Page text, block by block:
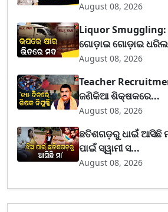
August 08, 2026
Liquor
ଗୋଡ଼ାଇ ଗୋଡ଼ାଇ
August 08, 2026
Teacher
ଜଣିକିଆ ଶିକ୍ଷକରେ...
August 08, 2026
ଛତିଶଗଡ଼ରୁ ଧାଇଁ ଆସିଛି
ପାଇଁ ସ୍ୱାମୀ ସ...
August 08, 2026